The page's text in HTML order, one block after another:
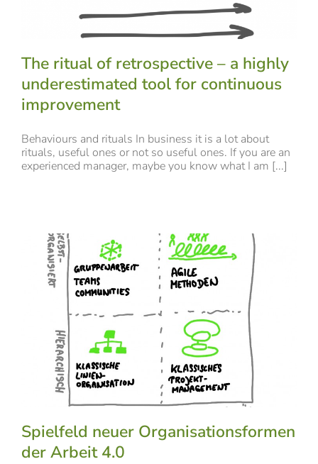
The ritual of retrospective – a highly
underestimated tool for continuous
improvement
Behaviours and rituals In business it is a lot about
rituals, useful ones or not so useful ones. If you are an
experienced manager, maybe you know what I am [...]
Spielfeld neuer Organisationsformen
der Arbeit 4.0